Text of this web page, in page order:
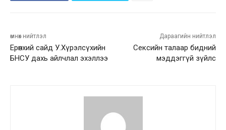
өмнөх нийтлэл
Ерөнхий сайд У.Хүрэлсүхийн
БНСУ дахь айлчлал эхэллээ
Дараагийн нийтлэл
Сексийн талаар бидний
мэддэггүй зүйлс